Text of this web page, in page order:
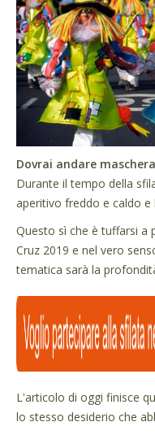
Dovrai andare
Durante il tempo della
aperitivo freddo e caldo e
Questo sì che è tuffarsi a
Cruz 2019 e nel vero
tematica sarà la
L'articolo di oggi finisce
lo stesso desiderio che